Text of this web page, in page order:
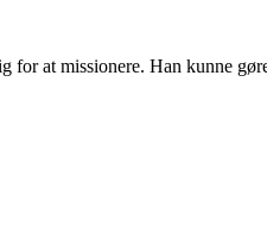
at missionere. Han kunne